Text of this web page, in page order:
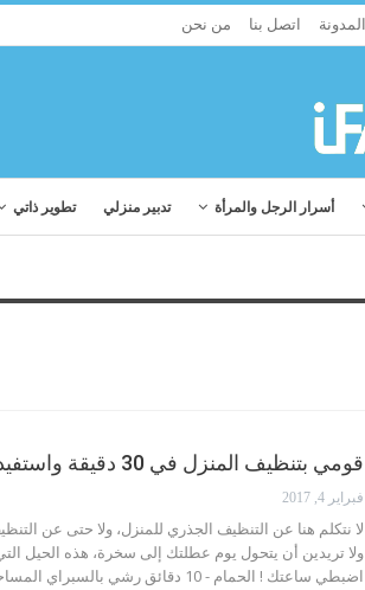
المدونة اتصل بنا من نحن
أسرار الرجل والمرأة تدبير منزلي تطوير ذاتي
قومي بتنظيف المنزل في 30 دقيقة واستفيدي من باقي يومك !
فبراير 4, 2017
لا نتكلم هنا عن التنظيف الجذري للمنزل، ولا حتى عن
ولا تريدين أن يتحول يوم عطلتك إلى سخرة، هذه الحيل
اضبطي ساعتك ! الحمام - 10 دقائق رشي بالسبراي المساحات التي…